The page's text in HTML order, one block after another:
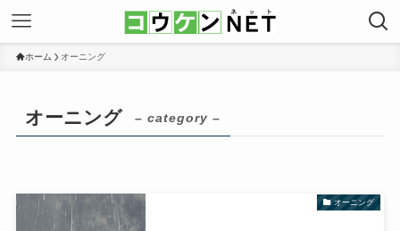
ホーム オーニング
オーニング – category –
オーニング